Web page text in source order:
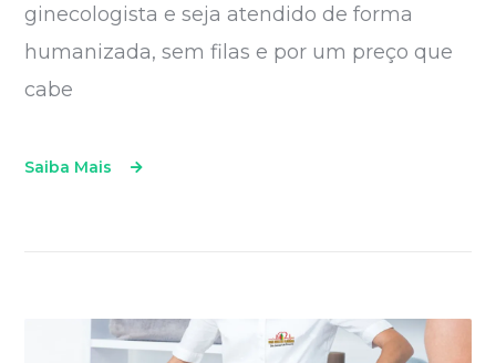
ginecologista e seja atendido de forma
humanizada, sem filas e por um preço que
cabe
Saiba Mais